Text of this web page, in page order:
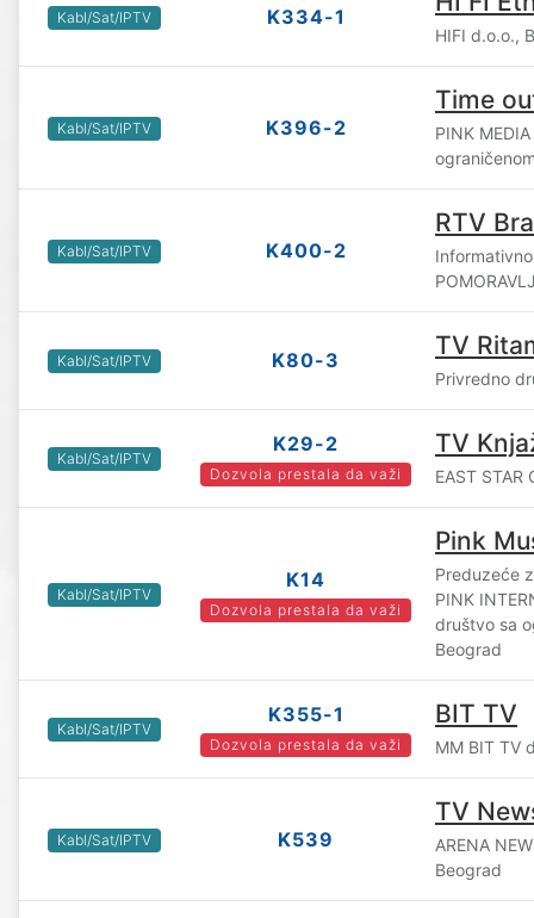
Kabl/Sat/IPTV K334-1
HIFI d.o.o.,
Kabl/Sat/IPTV K396-2
Time
PINK
Kabl/Sat/IPTV K400-2
RTV
Kabl/Sat/IPTV K80-3 TV
Privredno
Kabl/Sat/IPTV
K29-2
Dozvola prestala da važi
TV
EAST STAR
Kabl/Sat/IPTV
K14
Dozvola prestala da važi
Pink
Preduzeće
PINK
društvo sa
Beograd
Kabl/Sat/IPTV
K355-1
Dozvola prestala da važi
BIT TV
MM BIT TV
Kabl/Sat/IPTV K539
TV
ARENA
Beograd